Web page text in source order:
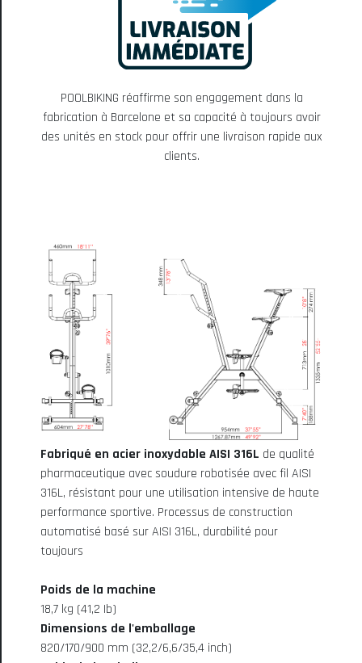
POOLBIKING réaffirme son engagement dans la
fabrication à Barcelone et sa capacité à toujours avoir
des unités en stock pour offrir une livraison rapide aux
clients.
Fabriqué en acier inoxydable AISI 316L de qualité
pharmaceutique avec soudure robotisée avec fil AISI
316L, résistant pour une utilisation intensive de haute
performance sportive. Processus de construction
automatisé basé sur AISI 316L, durabilité pour
toujours
Poids de la machine
18,7 kg (41,2 Ib)
Dimensions de l'emballage
820/170/900 mm (32,2/6,6/35,4 inch)